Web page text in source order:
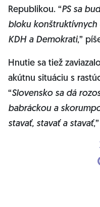
Republikou. “PS sa
bloku konštruktívnych
KDH a Demokrati,”
Hnutie sa tiež
akútnu situáciu s
“Slovensko sa dá
babráckou a
stavať, stavať a stavať